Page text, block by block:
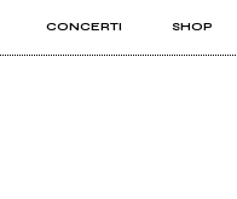
CONCERTI SHOP